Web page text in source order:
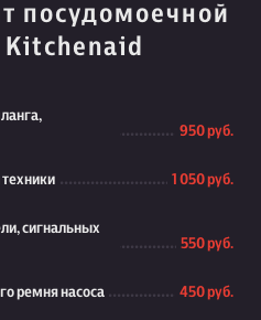
посудомоечной
950 руб.
1 050 руб.
сигнальных
550 руб.
ремня насоса 450 руб.